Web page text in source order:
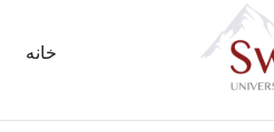
خانه